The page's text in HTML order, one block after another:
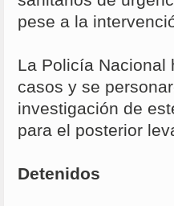
pese a la
La Policía Nacional
casos y se
investigación de
para el posterior
Detenidos